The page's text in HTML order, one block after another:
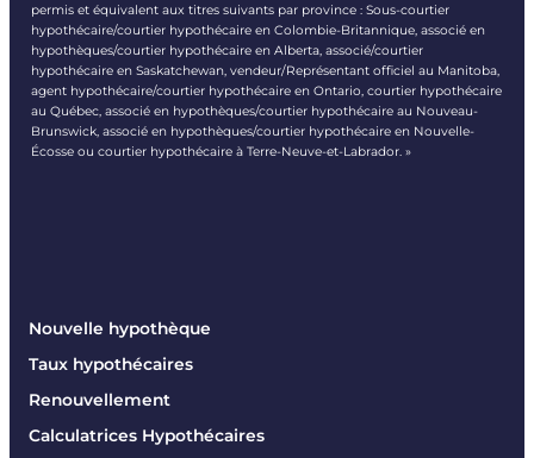
permis et équivalent aux titres suivants par province : Sous-courtier
hypothécaire/courtier hypothécaire en Colombie-Britannique, associé en
hypothèques/courtier hypothécaire en Alberta, associé/courtier
hypothécaire en Saskatchewan, vendeur/Représentant officiel au Manitoba,
agent hypothécaire/courtier hypothécaire en Ontario, courtier hypothécaire
au Québec, associé en hypothèques/courtier hypothécaire au Nouveau-
Brunswick, associé en hypothèques/courtier hypothécaire en Nouvelle-
Écosse ou courtier hypothécaire à Terre-Neuve-et-Labrador. »
Nouvelle hypothèque
Taux hypothécaires
Renouvellement
Calculatrices Hypothécaires